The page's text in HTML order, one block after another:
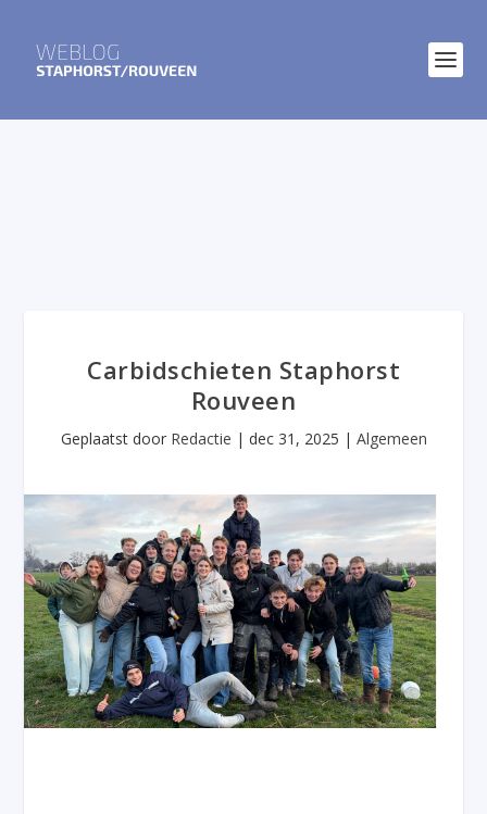
Carbidschieten Staphorst
Rouveen
Geplaatst door Redactie | dec 31, 2025 | Algemeen